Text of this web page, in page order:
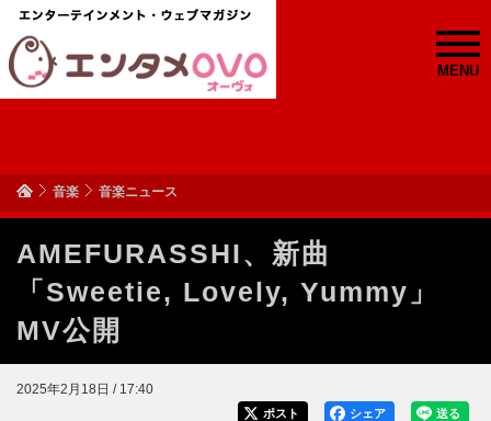
MENU
音楽 音楽ニュース
AMEFURASSHI、新曲
「Sweetie, Lovely, Yummy」
MV公開
2025年2月18日 / 17:40
送る
シェア
ポスト